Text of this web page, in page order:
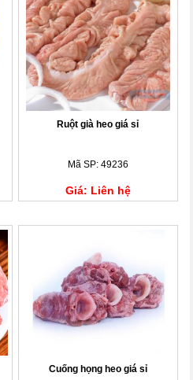
Ruột già heo giá sỉ
Mã SP: 49236
Giá: Liên hệ
Cuống họng heo giá sỉ